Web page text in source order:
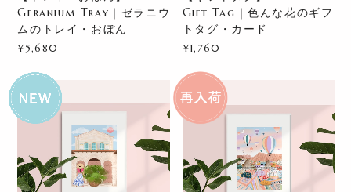
Geranium Tray｜ゼラニウ
ムのトレイ・おぼん
¥5,680
Gift Tag｜色んな花のギフ
トタグ・カード
¥1,760